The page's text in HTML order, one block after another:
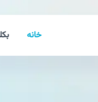
خانه